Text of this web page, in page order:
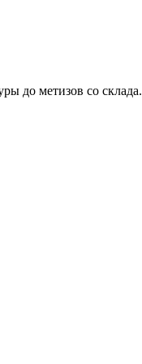
до метизов со склада.